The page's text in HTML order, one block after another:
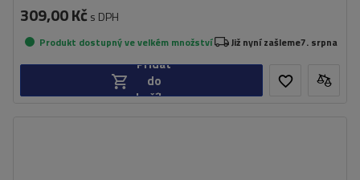
309,00 Kč s DPH
Produkt dostupný ve velkém množství Již nyní zašleme7. srpna
Přidat
do
košíku